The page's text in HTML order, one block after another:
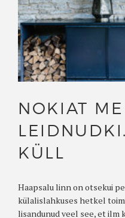
NOKIAT
KÜLL
Haapsalu linn on otsekui
külalislahkuses hetkel
lisandunud veel see, et ilm